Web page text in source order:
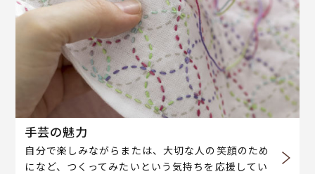
手芸の魅力
自分で楽しみながらまたは、大切な人の笑顔のため
になど、つくってみたいという気持ちを応援してい